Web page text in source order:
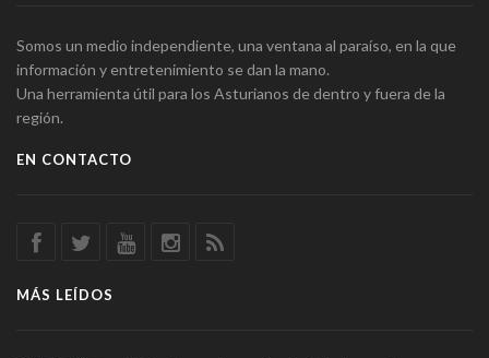
Somos un medio independiente, una ventana al paraíso, en la que
información y entretenimiento se dan la mano.
Una herramienta útil para los Asturianos de dentro y fuera de la
región.
EN CONTACTO
MÁS LEÍDOS